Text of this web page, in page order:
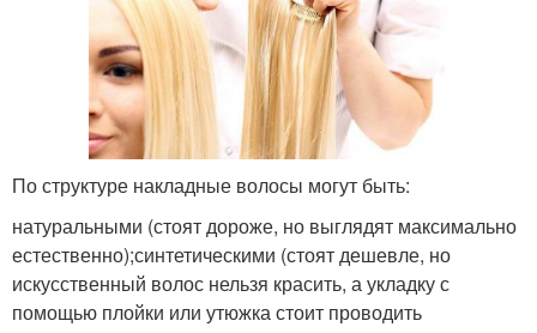
По структуре накладные волосы могут быть:
натуральными (стоят дороже, но выглядят максимально
естественно);синтетическими (стоят дешевле, но
искусственный волос нельзя красить, а укладку с
помощью плойки или утюжка стоит проводить